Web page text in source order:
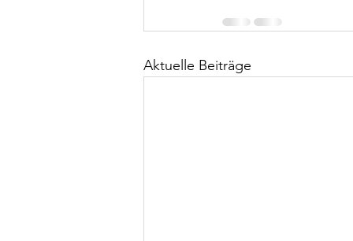
Aktuelle Beiträge